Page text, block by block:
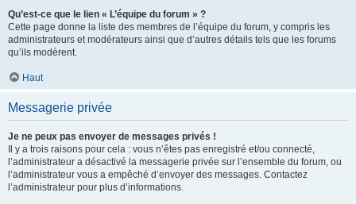
Qu’est-ce que le lien « L’équipe du forum » ?
Cette page donne la liste des membres de l’équipe du forum, y compris les
administrateurs et modérateurs ainsi que d’autres détails tels que les forums
qu’ils modèrent.
Haut
Messagerie privée
Je ne peux pas envoyer de messages privés !
Il y a trois raisons pour cela : vous n’êtes pas enregistré et/ou connecté,
l’administrateur a désactivé la messagerie privée sur l’ensemble du forum, ou
l’administrateur vous a empêché d’envoyer des messages. Contactez
l’administrateur pour plus d’informations.